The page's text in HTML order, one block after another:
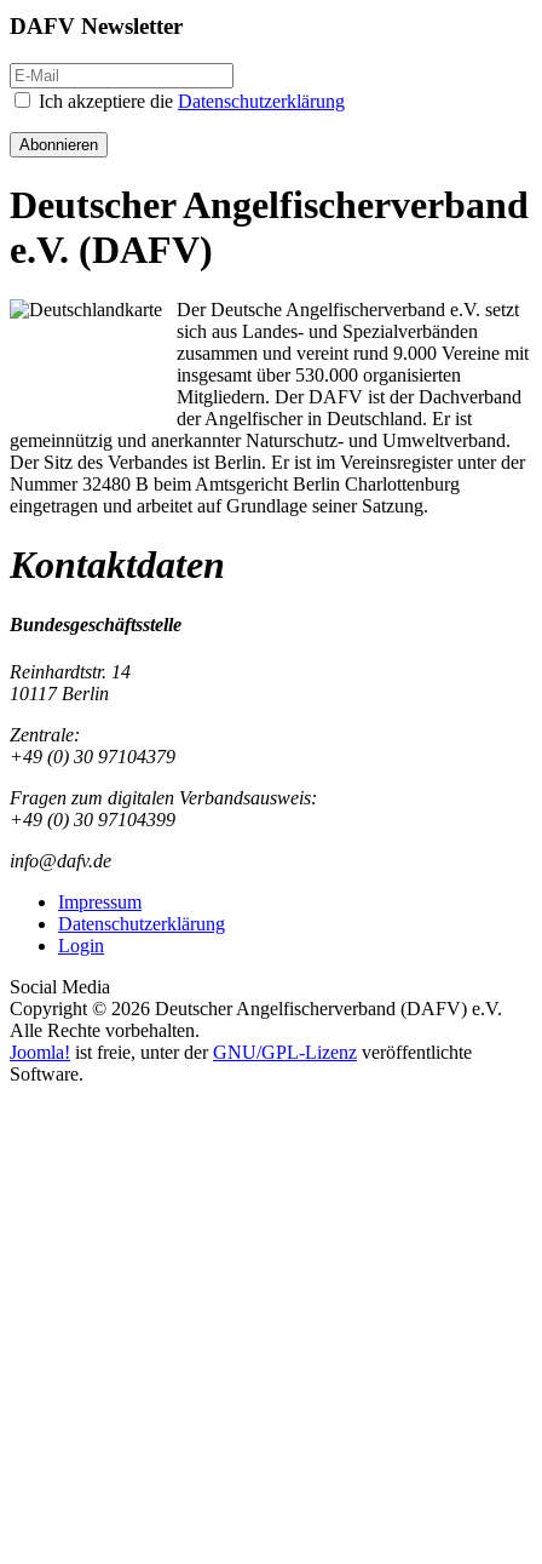
DAFV Newsletter
Ich akzeptiere die Datenschutzerklärung
Abonnieren
Deutscher Angelfischerverband
e.V. (DAFV)
Der Deutsche Angelfischerverband e.V. setzt
sich aus Landes- und Spezialverbänden
zusammen und vereint rund 9.000 Vereine mit
insgesamt über 530.000 organisierten
Mitgliedern. Der DAFV ist der Dachverband
der Angelfischer in Deutschland. Er ist
gemeinnützig und anerkannter Naturschutz- und Umweltverband.
Der Sitz des Verbandes ist Berlin. Er ist im Vereinsregister unter der
Nummer 32480 B beim Amtsgericht Berlin Charlottenburg
eingetragen und arbeitet auf Grundlage seiner Satzung.
Kontaktdaten
Bundesgeschäftsstelle
Reinhardtstr. 14
10117 Berlin
Zentrale:
+49 (0) 30 97104379
Fragen zum digitalen Verbandsausweis:
+49 (0) 30 97104399
info@dafv.de
Impressum
Datenschutzerklärung
Login
Social Media
Copyright © 2026 Deutscher Angelfischerverband (DAFV) e.V.
Alle Rechte vorbehalten.
Joomla! ist freie, unter derGNU/GPL-Lizenz veröffentlichte
Software.